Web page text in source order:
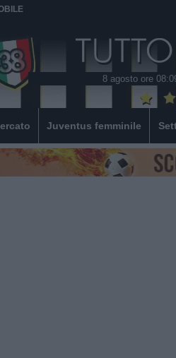
8 agosto ore
Juventus femminile